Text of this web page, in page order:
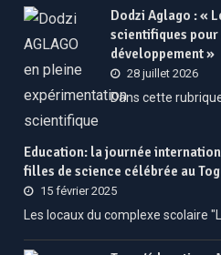
Dodzi Aglago : «
scientifiques pour
développement »
28 juillet 2026
Dans cette
Education: la journée
filles de science célébrée au
15 février 2025
Les locaux du complexe scolaire